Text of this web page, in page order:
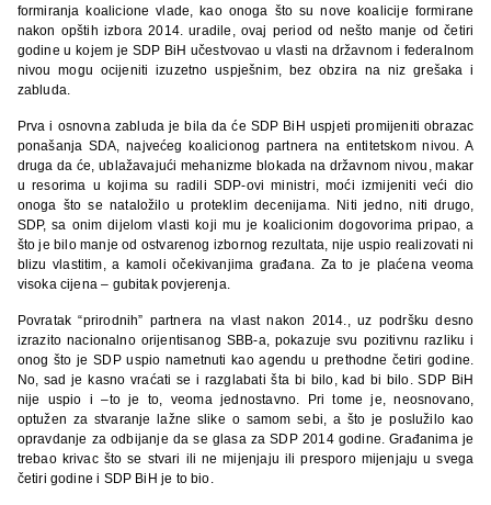
formiranja koalicione vlade, kao onoga što su nove koalicije formirane
nakon opštih izbora 2014. uradile, ovaj period od nešto manje od četiri
godine u kojem je SDP BiH učestvovao u vlasti na državnom i federalnom
nivou mogu ocijeniti izuzetno uspješnim, bez obzira na niz grešaka i
zabluda.
Prva i osnovna zabluda je bila da će SDP BiH uspjeti promijeniti obrazac
ponašanja SDA, najvećeg koalicionog partnera na entitetskom nivou. A
druga da će, ublažavajući mehanizme blokada na državnom nivou, makar
u resorima u kojima su radili SDP-ovi ministri, moći izmijeniti veći dio
onoga što se nataložilo u proteklim decenijama. Niti jedno, niti drugo,
SDP, sa onim dijelom vlasti koji mu je koalicionim dogovorima pripao, a
što je bilo manje od ostvarenog izbornog rezultata, nije uspio realizovati ni
blizu vlastitim, a kamoli očekivanjima građana. Za to je plaćena veoma
visoka cijena – gubitak povjerenja.
Povratak “prirodnih” partnera na vlast nakon 2014., uz podršku desno
izrazito nacionalno orijentisanog SBB-a, pokazuje svu pozitivnu razliku i
onog što je SDP uspio nametnuti kao agendu u prethodne četiri godine.
No, sad je kasno vraćati se i razglabati šta bi bilo, kad bi bilo. SDP BiH
nije uspio i –to je to, veoma jednostavno. Pri tome je, neosnovano,
optužen za stvaranje lažne slike o samom sebi, a što je poslužilo kao
opravdanje za odbijanje da se glasa za SDP 2014 godine. Građanima je
trebao krivac što se stvari ili ne mijenjaju ili presporo mijenjaju u svega
četiri godine i SDP BiH je to bio.